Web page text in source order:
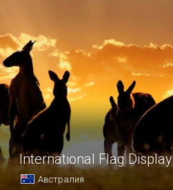
International Flag Display
Австралия